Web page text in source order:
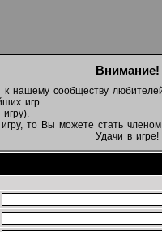
Внимание!
к нашему сообществу
игр.
то Вы можете стать
Удачи в игре!